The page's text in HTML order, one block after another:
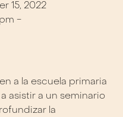
15, 2022
-
a la escuela primaria
asistir a un seminario
la